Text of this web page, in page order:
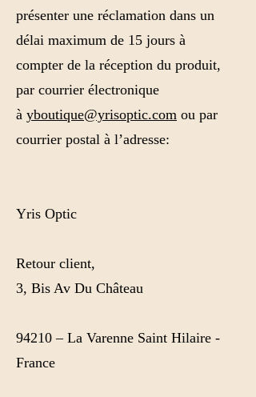
présenter une réclamation dans un
délai maximum de 15 jours à
compter de la réception du produit,
par courrier électronique
à yboutique@yrisoptic.com ou par
courrier postal à l’adresse:
Yris Optic
Retour client,
3, Bis Av Du Château
94210 – La Varenne Saint Hilaire -
France